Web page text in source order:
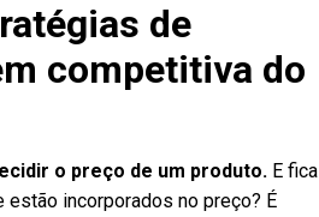
de
competitiva do
o preço de um produto. E fica
estão incorporados no preço? É